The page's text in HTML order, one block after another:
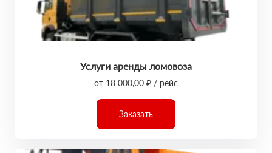
Услуги аренды ломовоза
от 18 000,00 ₽ / рейс
Заказать